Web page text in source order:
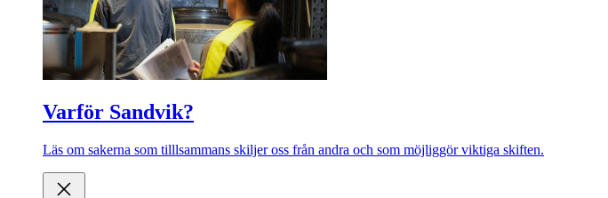
Varför Sandvik?
Läs om sakerna som tilllsammans skiljer oss från andra och som möjliggör viktiga skiften.